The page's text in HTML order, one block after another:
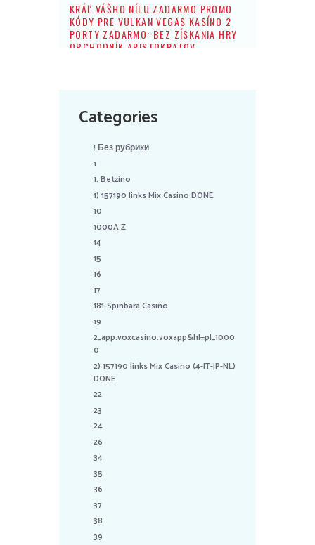
KRÁĽ VÁŠHO NÍLU ZADARMO PROMO
KÓDY PRE VULKAN VEGAS KASÍNO 2
PORTY ZADARMO: BEZ ZÍSKANIA HRY
OBCHODNÍK ARISTOKRATOV
Categories
! Без рубрики
1
1. Betzino
1) 157190 links Mix Casino DONE
10
1000A Z
14
15
16
17
181-Spinbara Casino
19
2_app.voxcasino.voxapp&hl=pl_1000
0
2) 157190 links Mix Casino (4-IT-JP-NL)
DONE
22
23
24
26
34
35
36
37
38
39